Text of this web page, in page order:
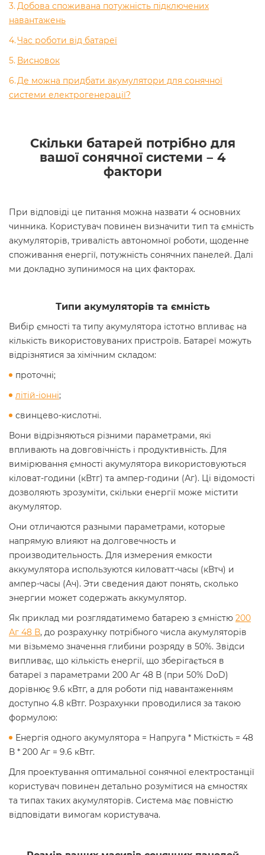
Добова споживана потужність підключених
навантажень
Час роботи від батареї
Висновок
Де можна придбати акумулятори для сонячної
системи електрогенерації?
Скільки батарей потрібно для
вашої сонячної системи – 4
фактори
При відповіді це питання можна назвати 4 основних
чинника. Користувач повинен визначити тип та ємність
акумуляторів, тривалість автономної роботи, щоденне
споживання енергії, потужність сонячних панелей. Далі
ми докладно зупинимося на цих факторах.
Типи акумуляторів та ємність
Вибір ємності та типу акумулятора істотно впливає на
кількість використовуваних пристроїв. Батареї можуть
відрізнятися за хімічним складом:
проточні;
літій-іонні;
свинцево-кислотні.
Вони відрізняються різними параметрами, які
впливають на довговічність і продуктивність. Для
вимірювання ємності акумулятора використовуються
кіловат-години (кВтг) та ампер-години (Аг). Ці відомості
дозволяють зрозуміти, скільки енергії може містити
акумулятор.
Они отличаются разными параметрами, которые
напрямую влияют на долговечность и
производительность. Для измерения емкости
аккумулятора используются киловатт-часы (кВтч) и
ампер-часы (Ач). Эти сведения дают понять, сколько
энергии может содержать аккумулятор.
Як приклад ми розглядатимемо батарею з ємністю 200
Аг 48 В, до розрахунку потрібного числа акумуляторів
ми візьмемо значення глибини розряду в 50%. Звідси
випливає, що кількість енергії, що зберігається в
батареї з параметрами 200 Аг 48 В (при 50% DoD)
дорівнює 9.6 кВтг, а для роботи під навантаженням
доступно 4.8 кВтг. Розрахунки проводилися за такою
формулою:
Енергія одного акумулятора = Напруга * Місткість = 48
В * 200 Аг = 9.6 кВтг.
Для проектування оптимальної сонячної електростанції
користувач повинен детально розумітися на ємностях
та типах таких акумуляторів. Система має повністю
відповідати вимогам користувача.